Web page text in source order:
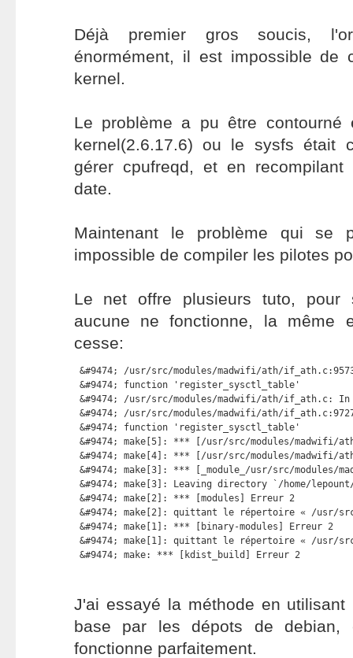
Déjà premier gros soucis,
énormément, il est impossible de
kernel.
Le problème a pu être contourné
kernel(2.6.17.6) ou le sysfs était
gérer cpufreqd, et en
date.
Maintenant le problème qui se
impossible de compiler les pilotes
Le net offre plusieurs tuto, pour
aucune ne fonctionne, la même
cesse:
&#9474; /usr/src/modules/madwifi/ath/
&#9474; function 'register_sysctl_table'
&#9474; /usr/src/modules/madwifi/ath/if_ath.c:
&#9474; /usr/src/modules/madwifi/ath/
&#9474; function 'register_sysctl_table'
&#9474; make[5]: *** [/usr/src/modules/
&#9474; make[4]: *** [/usr/src/modules/
&#9474; make[3]: *** [_module_/usr/src/
&#9474; make[3]: Leaving directory `/home/
&#9474; make[2]: *** [modules] Erreur 2
&#9474; make[2]: quittant le répertoire « /usr/
&#9474; make[1]: *** [binary-modules]
&#9474; make[1]: quittant le répertoire « /usr/
&#9474; make: *** [kdist_build] Erreur 2
J'ai essayé la méthode en
base par les dépots de debian,
fonctionne parfaitement.